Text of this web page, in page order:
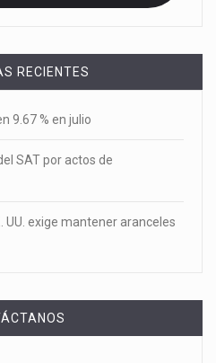
RECIENTES
9.67 % en julio
SAT por actos de
UU. exige mantener aranceles